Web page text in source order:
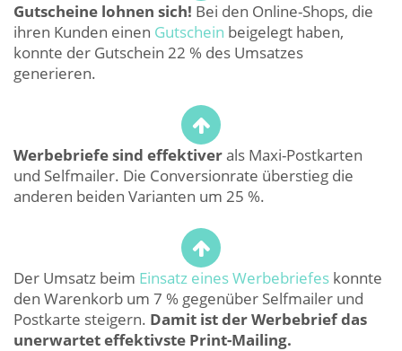
Gutscheine lohnen sich! Bei den Online-Shops, die
ihren Kunden einen Gutschein beigelegt haben,
konnte der Gutschein 22 % des Umsatzes
generieren.
Werbebriefe sind effektiverals Maxi-Postkarten
und Selfmailer. Die Conversionrate überstieg die
anderen beiden Varianten um 25 %.
Der Umsatz beim Einsatz eines Werbebriefes konnte
den Warenkorb um 7 % gegenüber Selfmailer und
Postkarte steigern. Damit ist der Werbebrief das
unerwartet effektivste Print-Mailing.